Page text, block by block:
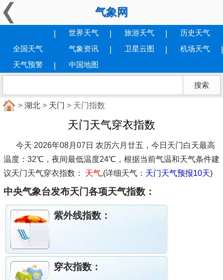
气象网
全国天气
世界天气 旅游天气
历史天气
气象资讯
卫星云图
机场天气
天气预警
中国地图
> 湖北 > 天门 > 天门指数
天门天气穿衣指数
今天 2026年08月07日 农历六月廿五，今日天门白天最高
温度：32℃，夜间最低温度24℃，根据当前气温和天气条件建
议天门天气穿衣指数： 天气,(详细天气： 天门天气预报10天)
中央气象台发布天门各项天气指数：
紫外线指数：
穿衣指数：